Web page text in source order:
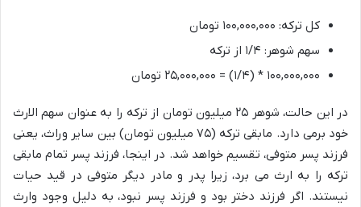
کل ترکه: ۱۰۰,۰۰۰,۰۰۰ تومان
سهم شوهر: ۱/۴ از ترکه
۱۰۰,۰۰۰,۰۰۰ * (۱/۴) = ۲۵,۰۰۰,۰۰۰ تومان
در این حالت، شوهر ۲۵ میلیون تومان از ترکه را به عنوان سهم الارث
خود برمی دارد. مابقی ترکه (۷۵ میلیون تومان) بین سایر وراث، یعنی
فرزند پسر متوفی، تقسیم خواهد شد. در اینجا، فرزند پسر تمام مابقی
ترکه را به ارث می برد، زیرا پدر و مادر دیگر متوفی در قید حیات
نیستند. اگر فرزند دختر بود و فرزند پسر نبود، به دلیل وجود وارث